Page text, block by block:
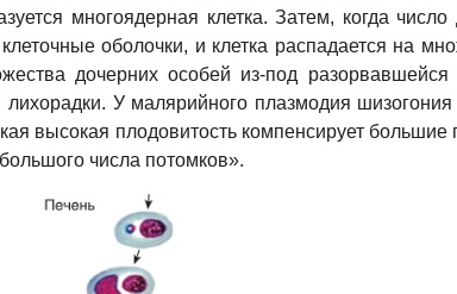
многоядерная клетка. Затем, когда число
оболочки, и клетка распадается на
дочерних особей из-под разорвавшейся
У малярийного плазмодия
высокая плодовитость компенсирует
числа потомков».